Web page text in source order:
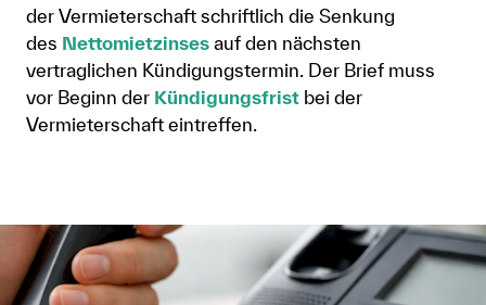
der Vermieterschaft schriftlich die Senkung
des Nettomietzinses auf den nächsten
vertraglichen Kündigungstermin. Der Brief muss
vor Beginn der Kündigungsfrist bei der
Vermieterschaft eintreffen.